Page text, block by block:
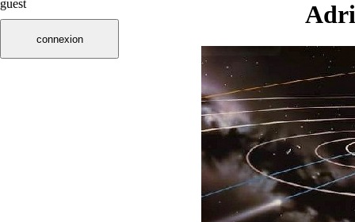
guest